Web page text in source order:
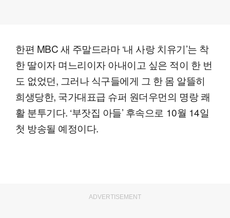
한편 MBC 새 주말드라마 ‘내 사랑 치유기’는 착
한 딸이자 며느리이자 아내이고 싶은 적이 한 번
도 없었던, 그러나 식구들에게 그 한 몸 알뜰히
희생당한, 국가대표급 슈퍼 원더우먼의 명랑 쾌
활 분투기다. ‘부잣집 아들’ 후속으로 10월 14일
첫 방송될 예정이다.
ADVERTISEMENT